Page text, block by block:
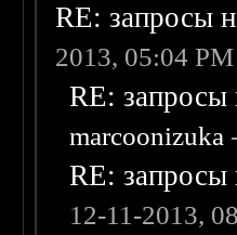
RE: запросы
2013, 05:04 PM
RE: запросы
marcoonizuka
RE: запросы
12-11-2013,